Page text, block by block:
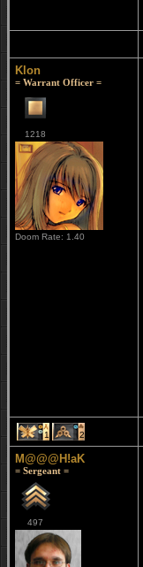
Klon
= Warrant Officer =
1218
Doom Rate: 1.40
1 2
M@@@H!aK
= Sergeant =
497